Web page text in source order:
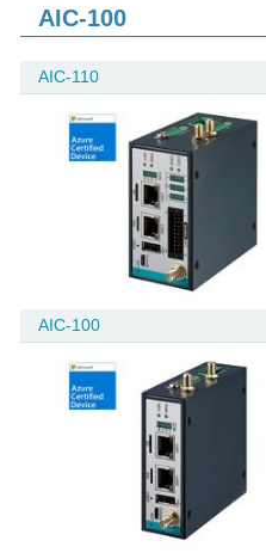
AIC-100
AIC-110
AIC-100